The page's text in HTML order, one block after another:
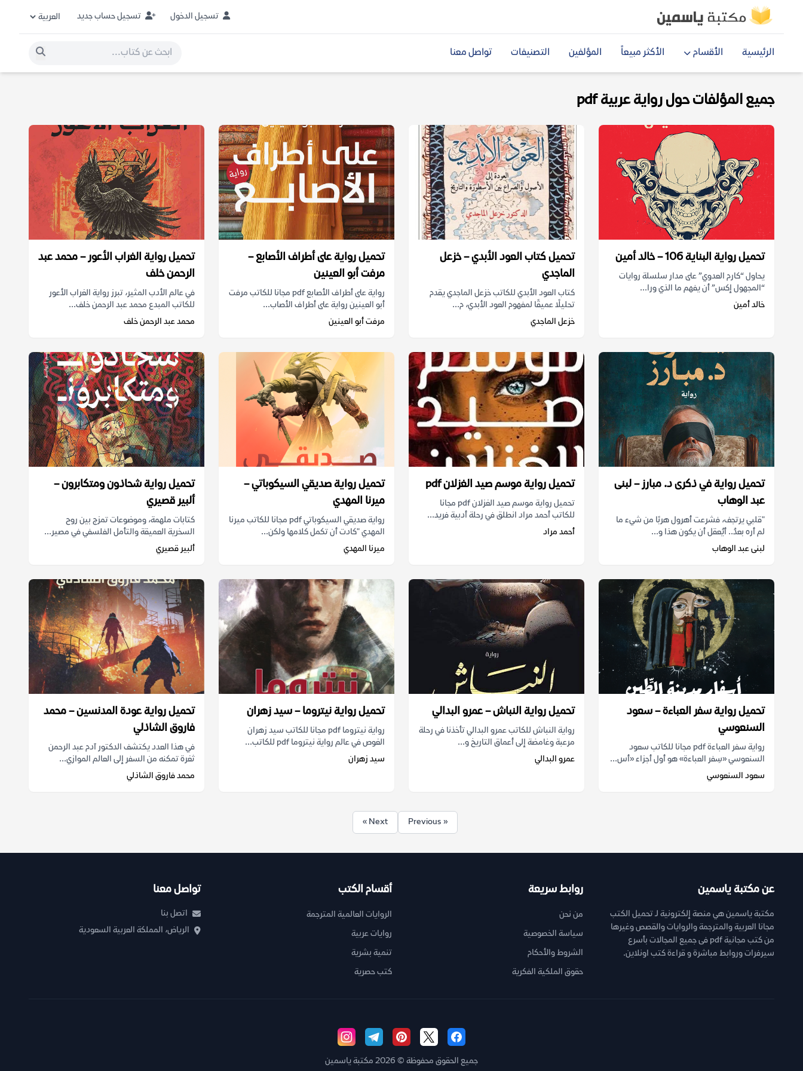
تسجيل الدخول تسجيل حساب جديد
الرئيسية الأقسام الأكثر مبيعاً المؤلفين التصنيفات تواصل معنا
جميع المؤلفات حول رواية عربية pdf
تحميل رواية البناية 106 – خالد أمين
يحاول “كارم العدوي” على مدار سلسلة روايات
“المجهول إكس” أن يفهم ما الذي ورا...
خالد أمين
تحميل كتاب العود الأبدي – خزعل
الماجدي
كتاب العود الأبدي للكاتب خزعل الماجدي يقدم
تحليلًا عميقًا لمفهوم العود الأبدي، م...
خزعل الماجدي
تحميل رواية على أطراف الأصابع –
مرفت أبو العينين
رواية على أطراف الأصابع pdf مجانا للكاتب مرفت
أبو العينين رواية على أطراف الأصاب...
مرفت أبو العينين
تحميل رواية الغراب الأعور – محمد عبد
الرحمن خلف
في عالم الأدب المثير، تبرز رواية الغراب الأعور
للكاتب المبدع محمد عبد الرحمن خلف...
محمد عبد الرحمن خلف
تحميل رواية في ذكرى د. مبارز – لبنى
عبد الوهاب
"قلبي يرتجف، فشرعت أهرول هربًا من شيء ما
لم أره بعدُ.. أيُعقل أن يكون هذا و...
لبنى عبد الوهاب
تحميل رواية موسم صيد الغزلان pdf
تحميل رواية موسم صيد الغزلان pdf مجانا
للكاتب أحمد مراد انطلق في رحلة أدبية فريد...
أحمد مراد
تحميل رواية صديقي السيكوباتي –
ميرنا المهدي
رواية صديقي السيكوباتي pdf مجانا للكاتب ميرنا
المهدي "كادت أن تكمل كلامها ولكن...
ميرنا المهدي
تحميل رواية شحاذون ومتكابرون –
ألبير قصيري
كتابات ملهمة، وموضوعات تمزج بين روح
السخرية العميقة والتأمل الفلسفي في مصير...
ألبير قصيري
تحميل رواية سفر العباءة – سعود
السنعوسي
رواية سفر العباءة pdf مجانا للكاتب سعود
السنعوسي «سِفر العباءة» هو أول أجزاء «أس...
سعود السنعوسي
تحميل رواية النباش – عمرو البدالي
رواية النباش للكاتب عمرو البدالي تأخذنا في رحلة
مرعبة وغامضة إلى أعماق التاريخ و...
عمرو البدالي
تحميل رواية نيتروما – سيد زهران
رواية نيتروما pdf مجانا للكاتب سيد زهران
الغوص في عالم رواية نيتروما pdf للكاتب...
سيد زهران
تحميل رواية عودة المدنسين – محمد
فاروق الشاذلي
في هذا العدد يكتشف الدكتور آدم عبد الرحمن
ثغرة تمكنه من السفر إلى العالم الموازي...
محمد فاروق الشاذلي
« Previous
Next »
عن مكتبة ياسمين
مكتبة ياسمين هي منصة إلكترونية لـ تحميل الكتب
مجانا العربية والمترجمة والروايات والقصص وغيرها
من كتب مجانية pdf فى جميع المجالات بأسرع
سيرفرات وروابط مباشرة و قراءة كتب اونلاين.
روابط سريعة
من نحن
سياسة الخصوصية
الشروط والأحكام
حقوق الملكية الفكرية
أقسام الكتب
الروايات العالمية المترجمة
روايات عربية
تنمية بشرية
كتب حصرية
تواصل معنا
اتصل بنا
الرياض، المملكة العربية السعودية
جميع الحقوق محفوظة © 2026 مكتبة ياسمين